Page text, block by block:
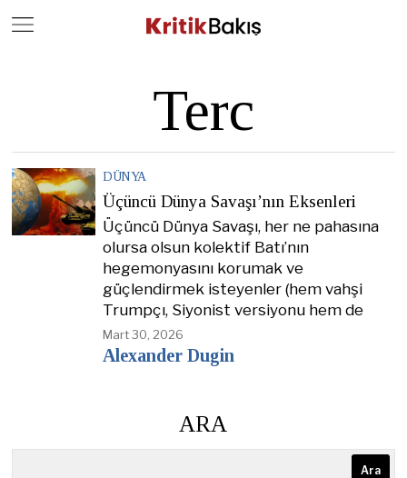
Terc
DÜNYA
Üçüncü Dünya Savaşı’nın Eksenleri
Üçüncü Dünya Savaşı, her ne pahasına
olursa olsun kolektif Batı’nın
hegemonyasını korumak ve
güçlendirmek isteyenler (hem vahşi
Trumpçı, Siyonist versiyonu hem de
Mart 30, 2026
Alexander Dugin
ARA
Ara